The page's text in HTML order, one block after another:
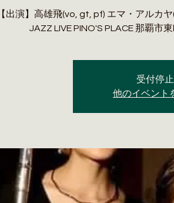
【出演】高雄飛(vo, gt, pf) エマ・アルカ
JAZZ LIVE PINO'S PLACE 那覇市
受付停止
他のイベント